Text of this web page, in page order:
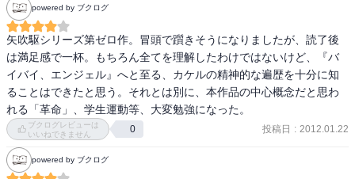
が、具体的で優れている。
カケルはいう「風視、君はこの世界に棲んで、殺さないで生きら
れると思うのか」
風視はいう。「妊娠して、子供を産んで私は変わった。わたしは殺
したくない。それは規範でも倫理でもない。生きること自体から切
り離された観念に拘束されているからでも、殺されたくないから殺
さないという損得計算でもない。殺したくないと、生きていること
自体がわたしに感じさせる。わたしは殺したくないの。殺したくな
いと感じる事実の方が殺さなければならないという認識よりも重た
いと思う」
求めに応じ、かつての同志と再会した男は、同志から新たな革命運
動への参加を求められ、男は、同志の革命思想を粉砕するために、
あえて計画に乗ることにする。
これは、矢吹駆がナディア・モガールと出会う前、「革命」とい
う高みを目指し、「革命」に目が眩み身を焼かれ、地に堕ちた熾天
使（イーカロス）の、再生の物語――。
はっきり言って、これは推理小説ではなくハードボイルド小説、
厳密には「革命」という名の観念に憑かれたテロリストを描いた小
powered by ブクログ
矢吹駆シリーズ第ゼロ作。冒頭で躓きそうになりましたが、読了後
は満足感で一杯。もちろん全てを理解したわけではないけど、『バ
イバイ、エンジェル』へと至る、カケルの精神的な遍歴を十分に知
ることはできたと思う。それとは別に、本作品の中心概念だと思わ
れる「革命」、学生運動等、大変勉強になった。
ブクログレビューは
いいねできません
0 投稿日 : 2012.01.22
powered by ブクログ